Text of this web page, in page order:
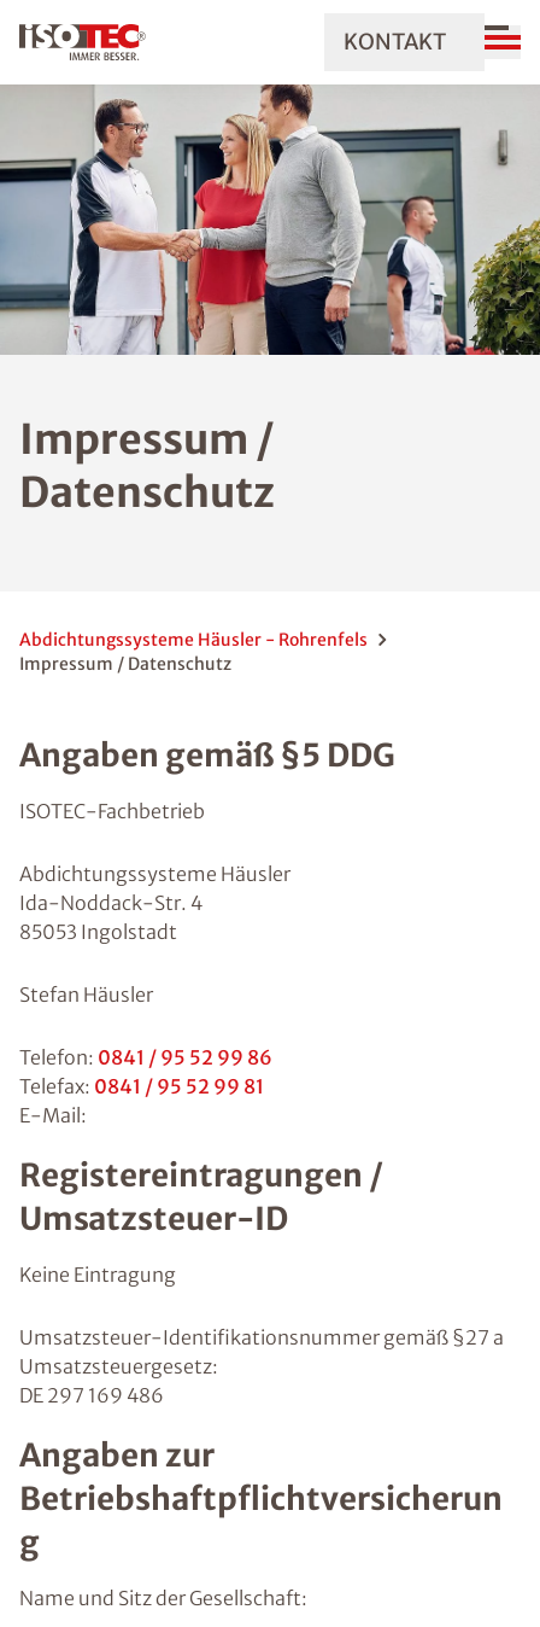
KONTAKT
Impressum /
Datenschutz
Abdichtungssysteme Häusler - Rohrenfels
Impressum / Datenschutz
Angaben gemäß §5 DDG
ISOTEC-Fachbetrieb
Abdichtungssysteme Häusler
Ida-Noddack-Str. 4
85053 Ingolstadt
Stefan Häusler
Telefon: 0841 / 95 52 99 86
Telefax: 0841 / 95 52 99 81
E-Mail:
Registereintragungen /
Umsatzsteuer-ID
Keine Eintragung
Umsatzsteuer-Identifikationsnummer gemäß §27 a
Umsatzsteuergesetz:
DE 297 169 486
Angaben zur
Betriebshaftpflichtversicherun
g
Name und Sitz der Gesellschaft: